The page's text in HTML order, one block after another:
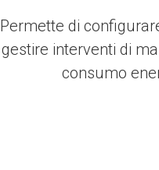
Permette di
gestire interventi di
consumo